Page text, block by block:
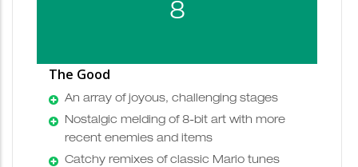
8
The Good
An array of joyous, challenging stages
Nostalgic melding of 8-bit art with more
recent enemies and items
Catchy remixes of classic Mario tunes